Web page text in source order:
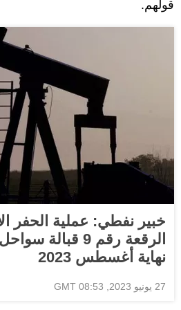
قولهم.
خبير نفطي: عملية الحفر
الرقعة رقم 9
نهاية أغسطس 2023
27 يونيو 2023, 08:53 GMT